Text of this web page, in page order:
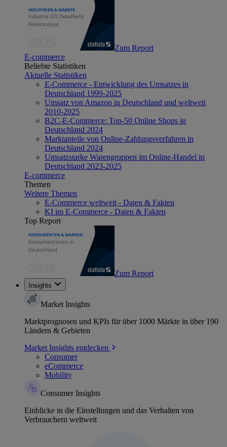
Zum Report
E-commerce
Beliebte Statistiken
Aktuelle Statistiken
E-Commerce - Entwicklung des Umsatzes in
Deutschland 1999-2025
Umsatz von Amazon in Deutschland und weltweit
2010-2025
B2C-E-Commerce: Top-50 Online Shops in
Deutschland 2024
Marktanteile von Online-Zahlungsverfahren in
Deutschland 2024
Umsatzstarke Warengruppen im Online-Handel in
Deutschland 2023-2025
E-commerce
Themen
Weitere Themen
E-Commerce weltweit - Daten & Fakten
KI im E-Commerce - Daten & Fakten
Top Report
Zum Report
Insights
Market Insights
Marktprognosen und KPIs für über 1000 Märkte in über 190
Ländern & Gebieten
Market Insights entdecken
Consumer
eCommerce
Mobility
Consumer Insights
Einblicke in die Einstellungen und das Verhalten von
Verbrauchern weltweit